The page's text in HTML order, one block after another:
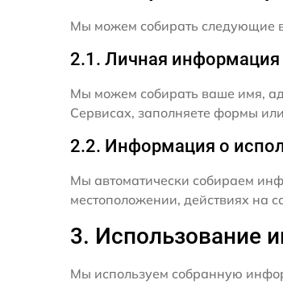
Мы можем собирать следующие
2.1. Личная информация
Мы можем собирать ваше имя,
Сервисах, заполняете формы
2.2. Информация о
Мы автоматически собираем
местоположении, действиях на
3. Использование
Мы используем собранную